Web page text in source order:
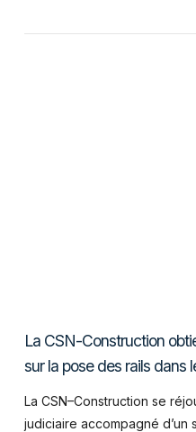
La CSN-Construction
sur la pose des rails dans
La CSN–Construction se
judiciaire accompagné d’un